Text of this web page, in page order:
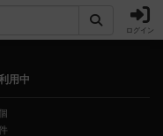
ログイン
用中